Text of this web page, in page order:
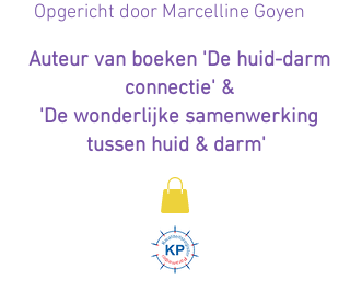
Auteur van boeken 'De huid-darm
connectie' &
'De wonderlijke samenwerking
tussen huid & darm'
Opgericht door Marcelline Goyen